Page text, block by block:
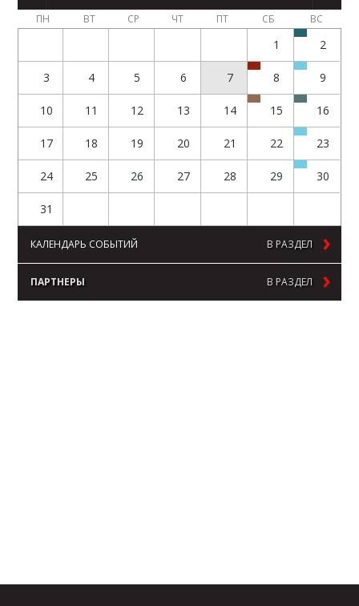
ПН ВТ СР ЧТ ПТ СБ ВС
1 2
3 4 5 6 7 8 9
10 11 12 13 14 15 16
17 18 19 20 21 22 23
24 25 26 27 28 29 30
31
КАЛЕНДАРЬ СОБЫТИЙ В РАЗДЕЛ
ПАРТНЕРЫ В РАЗДЕЛ